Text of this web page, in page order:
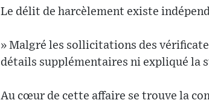
Le délit de harcèlement existe
» Malgré les sollicitations des
détails supplémentaires ni expliqué la
Au cœur de cette affaire se trouve la